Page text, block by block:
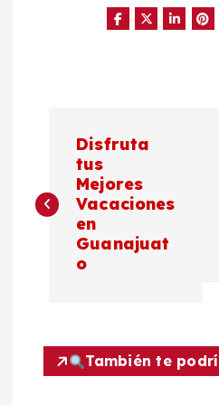
v
a
Disfruta
tus
Mejores
Vacaciones
en
Guanajuat
o
También te